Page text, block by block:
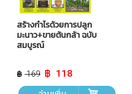
สร้างกำไรด้วยการปลูก
มะนาว+ขายต้นกล้า ฉบับ
สมบูรณ์
169 Original
price
was:
118Current
price
is: